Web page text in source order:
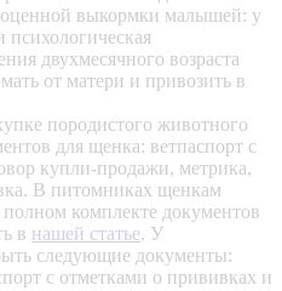
выкормки малышей: у
двухмесячного возраста
от матери и привозить в
породистого животного
для щенка: ветпаспорт с
купли-продажи, метрика,
В питомниках щенкам
комплекте документов
в нашей статье. У
следующие документы:
с отметками о прививках и